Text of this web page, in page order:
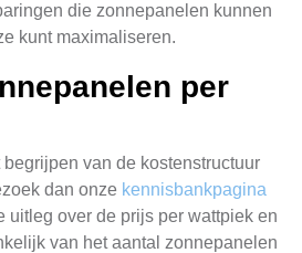
die zonnepanelen kunnen
kunt maximaliseren.
per
van de kostenstructuur
dan onze kennisbankpagina
uitleg over de prijs per wattpiek en
van het aantal zonnepanelen